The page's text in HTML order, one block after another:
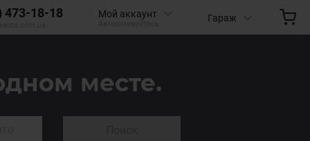
473-18-18 Мой аккаунт Гараж
месте.